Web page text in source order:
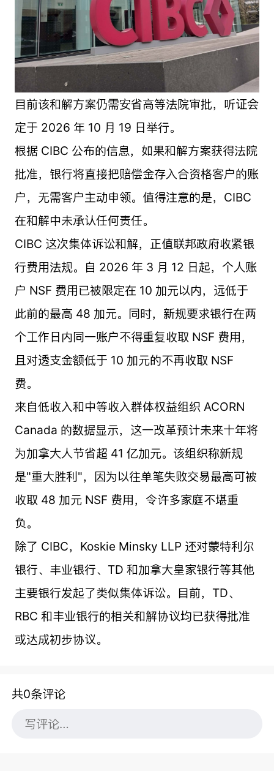
目前该和解方案仍需安省高等法院审批，听证会
定于 2026 年 10 月 19 日举行。
根据 CIBC 公布的信息，如果和解方案获得法院
批准，银行将直接把赔偿金存入合资格客户的账
户，无需客户主动申领。值得注意的是，CIBC
在和解中未承认任何责任。
CIBC 这次集体诉讼和解，正值联邦政府收紧银
行费用法规。自 2026 年 3 月 12 日起，个人账
户 NSF 费用已被限定在 10 加元以内，远低于
此前的最高 48 加元。同时，新规要求银行在两
个工作日内同一账户不得重复收取 NSF 费用，
且对透支金额低于 10 加元的不再收取 NSF
费。
来自低收入和中等收入群体权益组织 ACORN
Canada 的数据显示，这一改革预计未来十年将
为加拿大人节省超 41 亿加元。该组织称新规
是"重大胜利"，因为以往单笔失败交易最高可被
收取 48 加元 NSF 费用，令许多家庭不堪重
负。
除了 CIBC，Koskie Minsky LLP 还对蒙特利尔
银行、丰业银行、TD 和加拿大皇家银行等其他
主要银行发起了类似集体诉讼。目前，TD、
RBC 和丰业银行的相关和解协议均已获得批准
或达成初步协议。
共0条评论